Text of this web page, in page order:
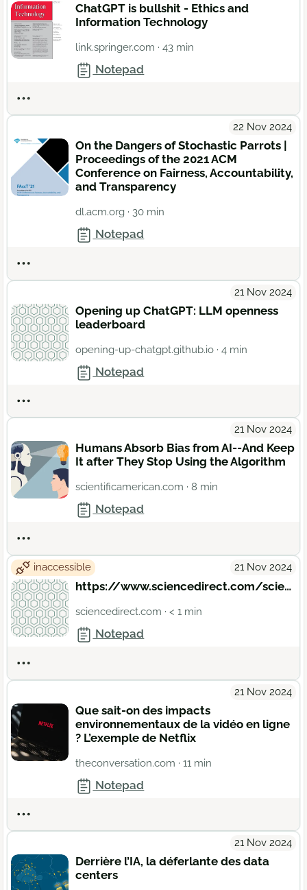
ChatGPT is bullshit - Ethics and
Information Technology
link.springer.com · 43 min
Notepad
22 Nov 2024
On the Dangers of Stochastic Parrots |
Proceedings of the 2021 ACM
Conference on Fairness, Accountability,
and Transparency
dl.acm.org · 30 min
Notepad
21 Nov 2024
Opening up ChatGPT: LLM openness
leaderboard
opening-up-chatgpt.github.io · 4 min
Notepad
21 Nov 2024
Humans Absorb Bias from AI--And Keep
It after They Stop Using the Algorithm
scientificamerican.com · 8 min
Notepad
inaccessible 21 Nov 2024
https://www.sciencedirect.com/science/article/pii/S0195925517303505
sciencedirect.com · < 1 min
Notepad
21 Nov 2024
Que sait-on des impacts
environnementaux de la vidéo en ligne
? L’exemple de Netflix
theconversation.com · 11 min
Notepad
21 Nov 2024
Derrière l’IA, la déferlante des data
centers